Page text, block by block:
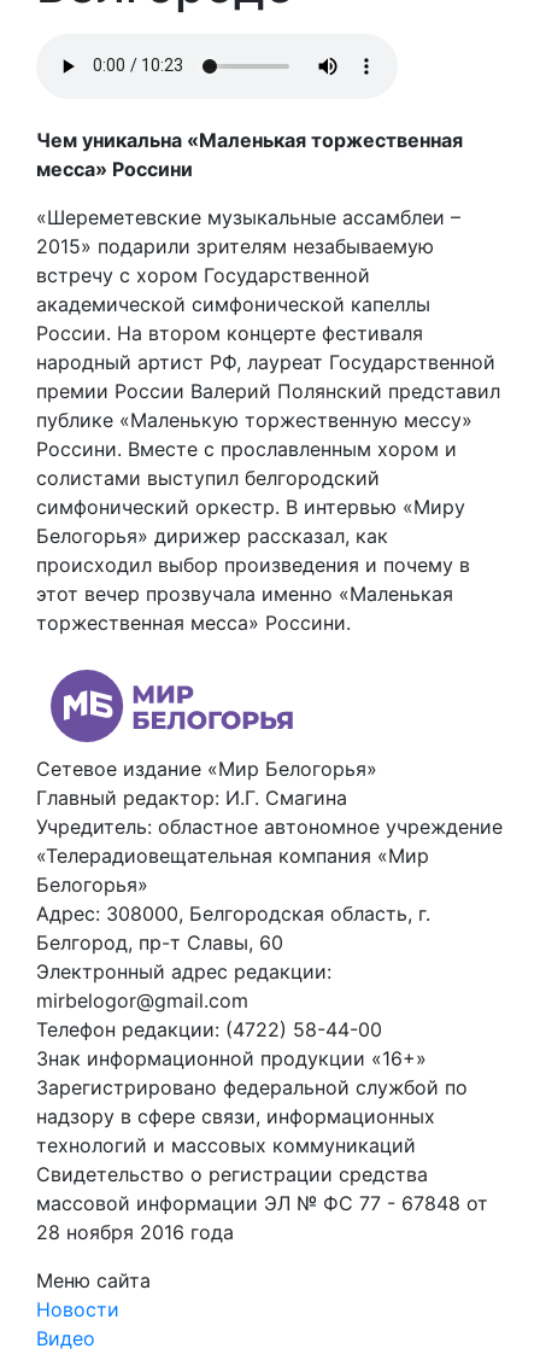
Чем уникальна «Маленькая торжественная
месса» Россини
«Шереметевские музыкальные ассамблеи –
2015» подарили зрителям незабываемую
встречу с хором Государственной
академической симфонической капеллы
России. На втором концерте фестиваля
народный артист РФ, лауреат Государственной
премии России Валерий Полянский представил
публике «Маленькую торжественную мессу»
Россини. Вместе с прославленным хором и
солистами выступил белгородский
симфонический оркестр. В интервью «Миру
Белогорья» дирижер рассказал, как
происходил выбор произведения и почему в
этот вечер прозвучала именно «Маленькая
торжественная месса» Россини.
Сетевое издание «Мир Белогорья»
Главный редактор: И.Г. Смагина
Учредитель: областное автономное учреждение
«Телерадиовещательная компания «Мир
Белогорья»
Адрес: 308000, Белгородская область, г.
Белгород, пр-т Славы, 60
Электронный адрес редакции:
mirbelogor@gmail.com
Телефон редакции: (4722) 58-44-00
Знак информационной продукции «16+»
Зарегистрировано федеральной службой по
надзору в сфере связи, информационных
технологий и массовых коммуникаций
Свидетельство о регистрации средства
массовой информации ЭЛ № ФС 77 - 67848 от
28 ноября 2016 года
Меню сайта
Новости
Видео